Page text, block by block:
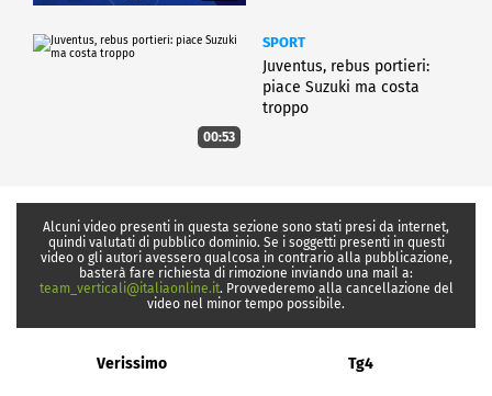
00:53
SPORT
Juventus, rebus portieri:
piace Suzuki ma costa
troppo
Alcuni video presenti in questa sezione sono stati presi da internet,
quindi valutati di pubblico dominio. Se i soggetti presenti in questi
video o gli autori avessero qualcosa in contrario alla pubblicazione,
basterà fare richiesta di rimozione inviando una mail a:
team_verticali@italiaonline.it. Provvederemo alla cancellazione del
video nel minor tempo possibile.
Verissimo Tg4